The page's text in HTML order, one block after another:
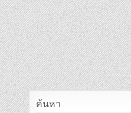
ค้นหา